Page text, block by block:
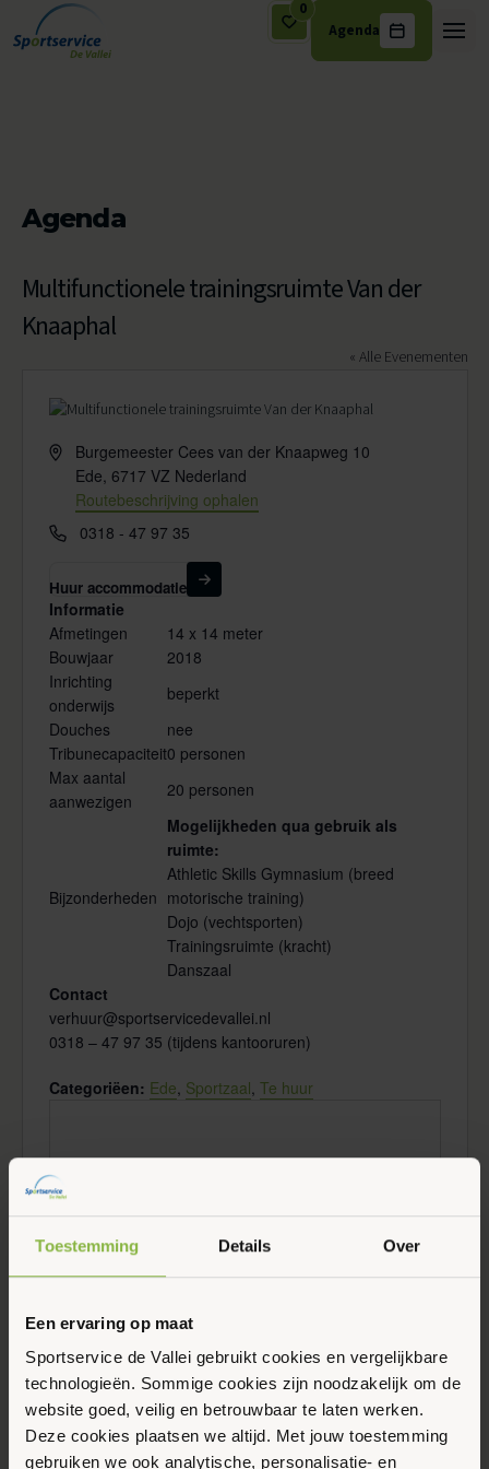
Toestemming Details Over
Een ervaring op maat
Sportservice de Vallei gebruikt cookies en vergelijkbare
technologieën. Sommige cookies zijn noodzakelijk om de
website goed, veilig en betrouwbaar te laten werken.
Deze cookies plaatsen we altijd. Met jouw toestemming
gebruiken we ook analytische, personalisatie- en
Ga naar de inhoud
0
Agenda
Agenda
Multifunctionele trainingsruimte Van der
Knaaphal
« Alle Evenementen
AdresBurgemeester Cees van der Knaapweg 10
Ede 6717 VZ Nederland
Routebeschrijving ophalen
Telefoon0318 - 47 97 35
Huur accommodatie
Informatie
Afmetingen
14 x 14 meter
Bouwjaar
2018
Inrichting
onderwijs
beperkt
Douches
nee
Tribunecapaciteit0 personen
Max aantal
aanwezigen
20 personen
Bijzonderheden
Mogelijkheden qua gebruik als
ruimte:
Athletic Skills Gymnasium (breed
motorische training)
Dojo (vechtsporten)
Trainingsruimte (kracht)
Danszaal
Contact
verhuur@sportservicedevallei.nl
0318 – 47 97 35 (tijdens kantooruren)
Categoriëen: Ede Sportzaal Te huur
Evenementen at this locatie
BerichtEr zijn geen resultaten gevonden.
Aankomende